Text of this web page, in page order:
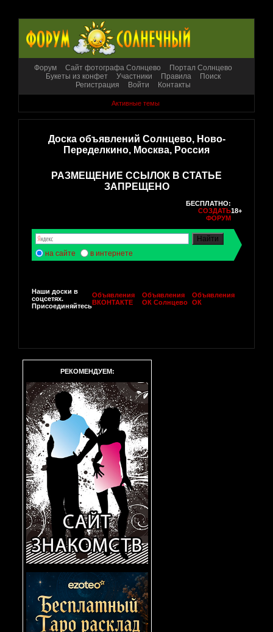
Форум Сайт фотографа Солнцево
Портал Солнцево
Букеты из конфет
Участники Правила
Поиск
Регистрация
Войти Контакты
Активные темы
Доска объявлений Солнцево, Ново-
Переделкино, Москва, Россия
РАЗМЕЩЕНИЕ ССЫЛОК В СТАТЬЕ
ЗАПРЕЩЕНО
БЕСПЛАТНО:
СОЗДАТЬ
ФОРУМ
18+
на сайте в интернете
Наши доски в
соцсетях.
Присоединяйтесь
Объявления
ВКОНТАКТЕ
Объявления
ОК Солнцево
Объявления
ОК
РЕКОМЕНДУЕМ: